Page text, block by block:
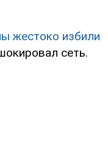
жестоко избили
сеть.